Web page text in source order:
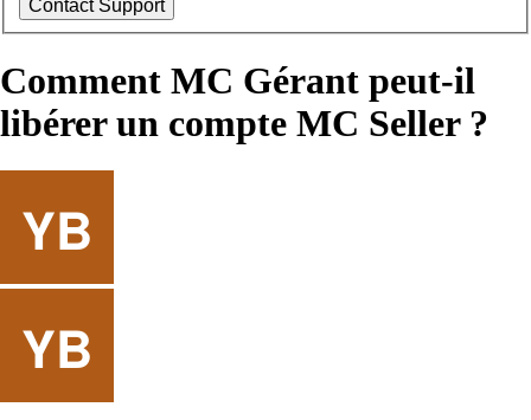
Comment MC Gérant peut-il
libérer un compte MC Seller ?